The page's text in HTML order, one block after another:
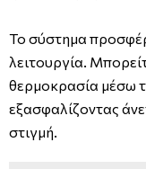
Το σύστημα
λειτουργία.
θερμοκρασία μέσω
εξασφαλίζοντας
στιγμή.